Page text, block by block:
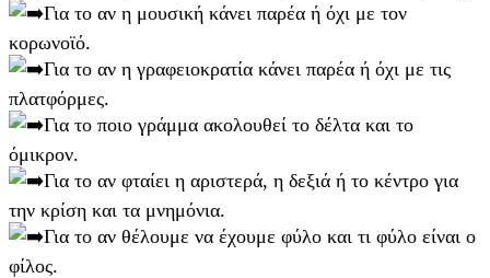
Για το αν η μουσική κάνει παρέα ή όχι με τον
κορωνοϊό.
Για το αν η γραφειοκρατία κάνει παρέα ή όχι με τις
πλατφόρμες.
Για το ποιο γράμμα ακολουθεί το δέλτα και το
όμικρον.
Για το αν φταίει η αριστερά, η δεξιά ή το κέντρο για
την κρίση και τα μνημόνια.
Για το αν θέλουμε να έχουμε φύλο και τι φύλο είναι ο
φίλος.